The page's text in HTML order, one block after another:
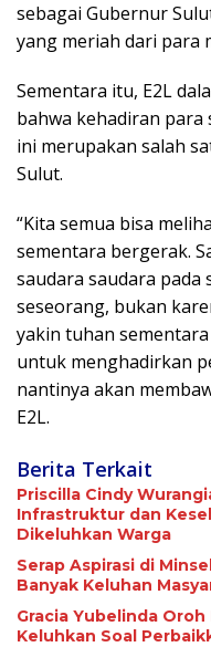
sebagai Gubernur
yang meriah dari para
Sementara itu, E2L
bahwa kehadiran
ini merupakan salah
Sulut.
“Kita semua bisa
sementara bergerak.
saudara saudara
seseorang, bukan
yakin tuhan
untuk menghadirkan
nantinya akan
E2L.
Berita Terkait
Priscilla Cindy
Infrastruktur dan Kesehatan
Dikeluhkan Warga
Serap Aspirasi di
Banyak Keluhan
Gracia Yubelinda
Keluhkan Soal